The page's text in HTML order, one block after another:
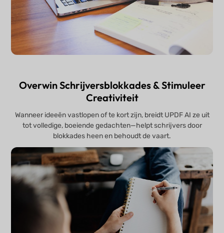
Overwin Schrijversblokkades & Stimuleer
Creativiteit
Wanneer ideeën vastlopen of te kort zijn, breidt UPDF AI ze uit
tot volledige, boeiende gedachten—helpt schrijvers door
blokkades heen en behoudt de vaart.